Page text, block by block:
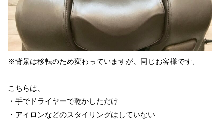
※背景は移転のため変わっていますが、同じお客様です。
こちらは、
・手でドライヤーで乾かしただけ
・アイロンなどのスタイリングはしていない